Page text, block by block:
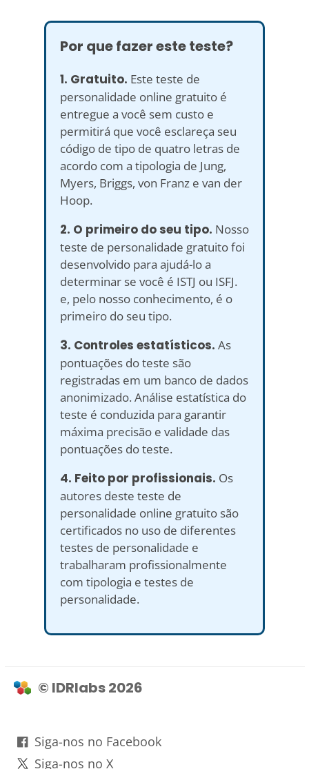
Por que fazer este teste?
1. Gratuito. Este teste de
personalidade online gratuito é
entregue a você sem custo e
permitirá que você esclareça seu
código de tipo de quatro letras de
acordo com a tipologia de Jung,
Myers, Briggs, von Franz e van der
Hoop.
2. O primeiro do seu tipo. Nosso
teste de personalidade gratuito foi
desenvolvido para ajudá-lo a
determinar se você é ISTJ ou ISFJ.
e, pelo nosso conhecimento, é o
primeiro do seu tipo.
3. Controles estatísticos. As
pontuações do teste são
registradas em um banco de dados
anonimizado. Análise estatística do
teste é conduzida para garantir
máxima precisão e validade das
pontuações do teste.
4. Feito por profissionais. Os
autores deste teste de
personalidade online gratuito são
certificados no uso de diferentes
testes de personalidade e
trabalharam profissionalmente
com tipologia e testes de
personalidade.
© IDRlabs 2026
Siga-nos no Facebook
Siga-nos no X